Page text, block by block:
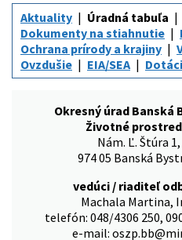
Aktuality
Úradná tabuľa
Dokumenty na stiahnutie
Ochrana prírody a krajiny
Ovzdušie
EIA/SEA
Okresný úrad Banská
Životné
Nám. Ľ. Štúra 1,
974 05 Banská
vedúci / riaditeľ
Machala Martina,
telefón: 048/4306 250,
e-mail: